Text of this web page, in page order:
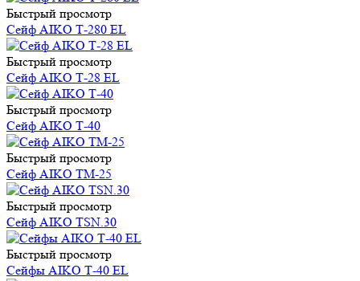
Быстрый просмотр
Сейф AIKO Т-280 EL
Быстрый просмотр
Сейф AIKO Т-28 EL
Быстрый просмотр
Сейф AIKO Т-40
Быстрый просмотр
Сейф AIKO TM-25
Быстрый просмотр
Сейф AIKO TSN.30
Быстрый просмотр
Сейфы AIKO Т-40 EL